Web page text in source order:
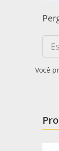
Você